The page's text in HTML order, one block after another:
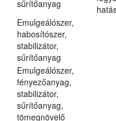
sűrítőanyag
Emulgeálószer,
habosítószer,
stabilizátor,
sűrítőanyag
Emulgeálószer,
fényezőanyag,
stabilizátor,
sűrítőanyag,
tömegnövelő